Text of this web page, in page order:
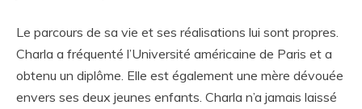
Le parcours de sa vie et ses réalisations lui sont propres.
Charla a fréquenté l’Université américaine de Paris et a
obtenu un diplôme. Elle est également une mère dévouée
envers ses deux jeunes enfants. Charla n’a jamais laissé